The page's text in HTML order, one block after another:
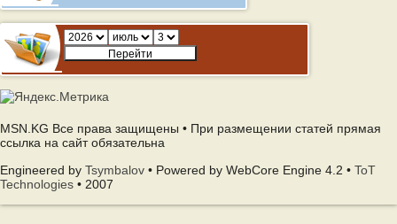
MSN.KG Все права защищены • При размещении статей прямая
ссылка на сайт обязательна
Engineered by Tsymbalov • Powered by WebCore Engine 4.2 • ToT
Technologies • 2007